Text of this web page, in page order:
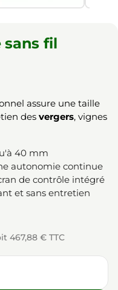
sans fil
assure une taille
des vergers, vignes
40 mm
autonomie continue
de contrôle intégré
et sans entretien
467,88 € TTC